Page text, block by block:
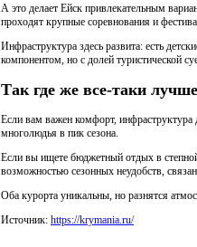
А это делает Ейск привлекательным
проходят крупные соревнования и
Инфраструктура здесь развита: есть
компонентом, но с долей туристической
Так где же все-таки
Если вам важен комфорт, инфраструктура
многолюдья в пик сезона.
Если вы ищете бюджетный отдых в
возможностью сезонных неудобств,
Оба курорта уникальны, но разнятся
Источник: https://krymania.ru/